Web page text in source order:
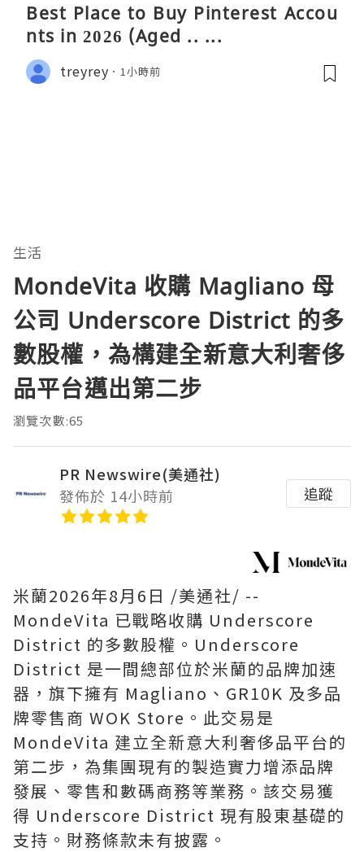
Best Place to Buy Pinterest Accou
nts in 2026 (Aged .. ...
treyrey 1小時前
生活
MondeVita 收購 Magliano 母
公司 Underscore District 的多
數股權，為構建全新意大利奢侈
品平台邁出第二步
瀏覽次數:65
PR Newswire(美通社)
發佈於 14小時前
追蹤
米蘭2026年8月6日 /美通社/ --
MondeVita 已戰略收購 Underscore
District 的多數股權。Underscore
District 是一間總部位於米蘭的品牌加速
器，旗下擁有 Magliano、GR10K 及多品
牌零售商 WOK Store。此交易是
MondeVita 建立全新意大利奢侈品平台的
第二步，為集團現有的製造實力增添品牌
發展、零售和數碼商務等業務。該交易獲
得 Underscore District 現有股東基礎的
支持。財務條款未有披露。